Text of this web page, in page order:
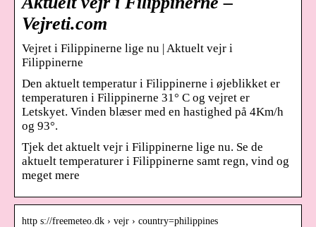
Vejreti.com
Vejret i Filippinerne lige nu | Aktuelt vejr i
Filippinerne
Den aktuelt temperatur i Filippinerne i øjeblikket er
temperaturen i Filippinerne 31° C og vejret er
Letskyet. Vinden blæser med en hastighed på 4Km/h
og 93°.
Tjek det aktuelt vejr i Filippinerne lige nu. Se de
aktuelt temperaturer i Filippinerne samt regn, vind og
meget mere
http s://freemeteo.dk › vejr › country=philippines